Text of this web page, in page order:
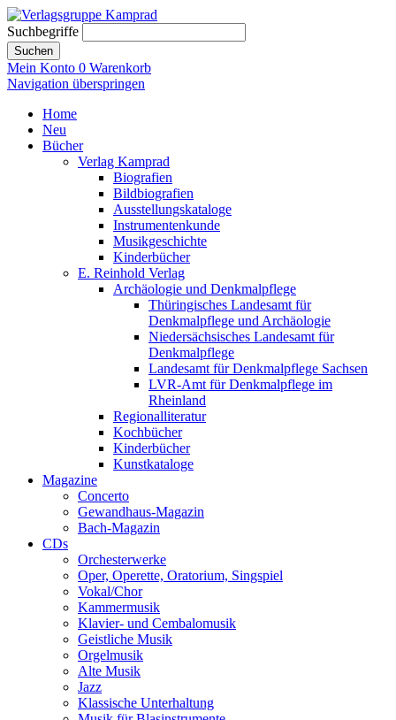
Suchbegriffe
Suchen
Mein Konto 0 Warenkorb
Navigation überspringen
Home
Neu
Bücher
Verlag Kamprad
Biografien
Bildbiografien
Ausstellungskataloge
Instrumentenkunde
Musikgeschichte
Kinderbücher
E. Reinhold Verlag
Archäologie und Denkmalpflege
Thüringisches Landesamt für
Denkmalpflege und Archäologie
Niedersächsisches Landesamt für
Denkmalpflege
Landesamt für Denkmalpflege Sachsen
LVR-Amt für Denkmalpflege im
Rheinland
Regionalliteratur
Kochbücher
Kinderbücher
Kunstkataloge
Magazine
Concerto
Gewandhaus-Magazin
Bach-Magazin
CDs
Orchesterwerke
Oper, Operette, Oratorium, Singspiel
Vokal/Chor
Kammermusik
Klavier- und Cembalomusik
Geistliche Musik
Orgelmusik
Alte Musik
Jazz
Klassische Unterhaltung